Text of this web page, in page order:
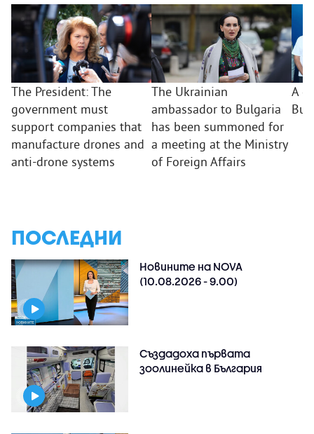
The President: The
government must
support companies that
manufacture drones and
anti-drone systems
The Ukrainian
ambassador to Bulgaria
has been summoned for
a meeting at the Ministry
of Foreign Affairs
A
ПОСЛЕДНИ
Новините на NOVA
(10.08.2026 - 9.00)
Създадоха първата
зоолинейка в България